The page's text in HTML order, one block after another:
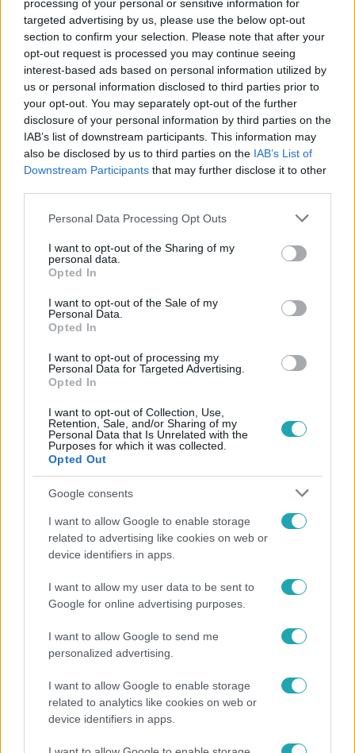
processing of your personal or sensitive information for
targeted advertising by us, please use the below opt-out
section to confirm your selection. Please note that after your
opt-out request is processed you may continue seeing
interest-based ads based on personal information utilized by
us or personal information disclosed to third parties prior to
your opt-out. You may separately opt-out of the further
disclosure of your personal information by third parties on the
IAB’s list of downstream participants. This information may
also be disclosed by us to third parties on the IAB’s List of
Downstream Participants that may further disclose it to other
Please note that this website/app uses one or more Google
not limited to your visit or usage behaviour. You may click to
grant or deny consent to Google and its third-party tags to
use your data for below specified purposes in below Google
consent section.
Personal Data Processing Opt Outs
I want to opt-out of the Sharing of my
personal data.
Opted In
I want to opt-out of the Sale of my
Personal Data.
Opted In
I want to opt-out of processing my
Personal Data for Targeted Advertising.
Opted In
I want to opt-out of Collection, Use,
Retention, Sale, and/or Sharing of my
Personal Data that Is Unrelated with the
Purposes for which it was collected.
Opted Out
Google consents
I want to allow Google to enable storage
related to advertising like cookies on web or
device identifiers in apps.
I want to allow my user data to be sent to
Google for online advertising purposes.
I want to allow Google to send me
personalized advertising.
I want to allow Google to enable storage
related to analytics like cookies on web or
device identifiers in apps.
Kövess minket, és értesülj a friss hírekről a
Facebookon is!
Követem
TUSVÁNYOSI BESZÉD
Népszerű
Reggeli
„Ha olyan ember keresne meg, akkor sem
vállalnám!” – Détár Enikő megszólalt a politikai
megkeresésekkel kapcsolatban